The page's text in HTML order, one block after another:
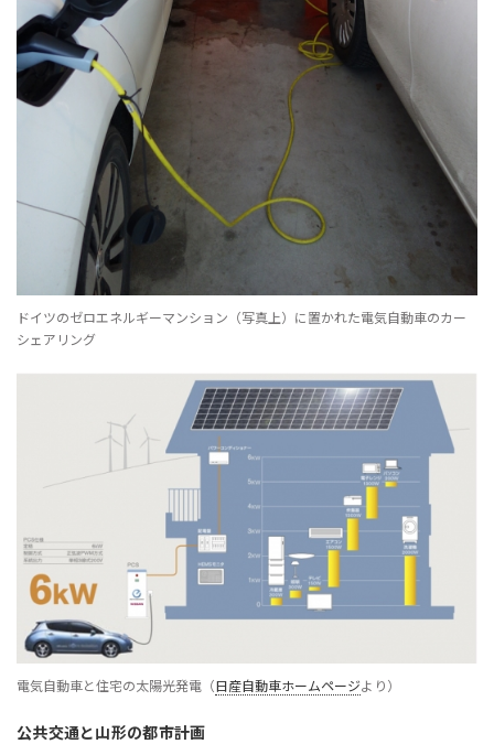
ドイツのゼロエネルギーマンション（写真上）に置かれた電気自動車のカー
シェアリング
電気自動車と住宅の太陽光発電（日産自動車ホームページより）
公共交通と山形の都市計画